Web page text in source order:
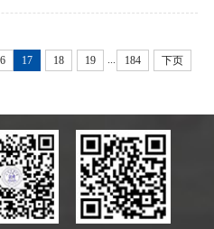
17 18 19 184 下页